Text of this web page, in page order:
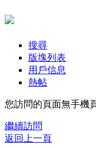
搜尋
版塊列表
用戶信息
熱帖
您訪問的頁面無手機
繼續訪問
返回上一頁